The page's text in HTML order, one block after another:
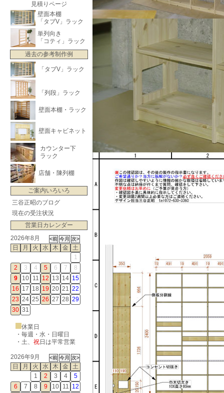
見積りページ
壁面本棚
「タブV」ラック
単列向き
「コティ」ラック
過去の参考制作例
「タブV」ラック
「列段」ラック
壁面本棚・ラック
壁面キャビネット
カウンター下
ラック
店舗・陳列棚
ご案内いろいろ
三谷正昭のブログ
現在の受注状況
営業日カレンダー
2026年8月
日
月 火 水 木 金
土
1
2
3 4 5 6 7
8
9
10 11 12 13 14 15
16 17 18 19 20 21 22
23 24 25 26 27 28 29
30 31
休業日
・毎週・水・日曜日
・ 土、 祝日は平常営業
2026年9月
日
月 火 水 木 金
土
1
2 3 4
5
6
7 8 9 10 11 12